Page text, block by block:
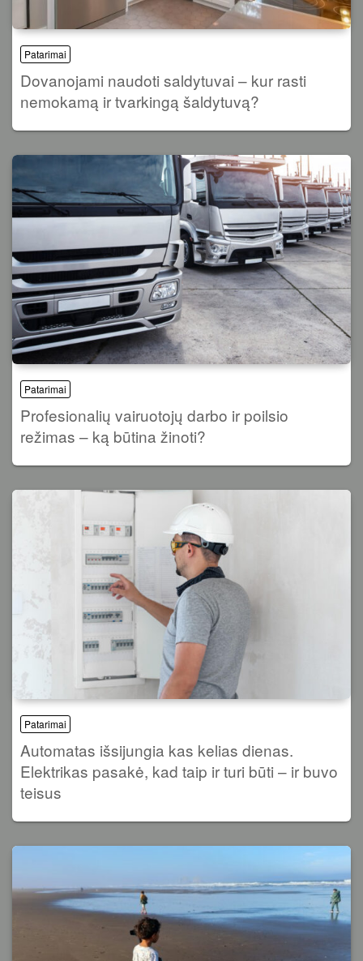
Patarimai
Dovanojami naudoti saldytuvai – kur rasti
nemokamą ir tvarkingą šaldytuvą?
Patarimai
Profesionalių vairuotojų darbo ir poilsio
režimas – ką būtina žinoti?
Patarimai
Automatas išsijungia kas kelias dienas.
Elektrikas pasakė, kad taip ir turi būti – ir buvo
teisus